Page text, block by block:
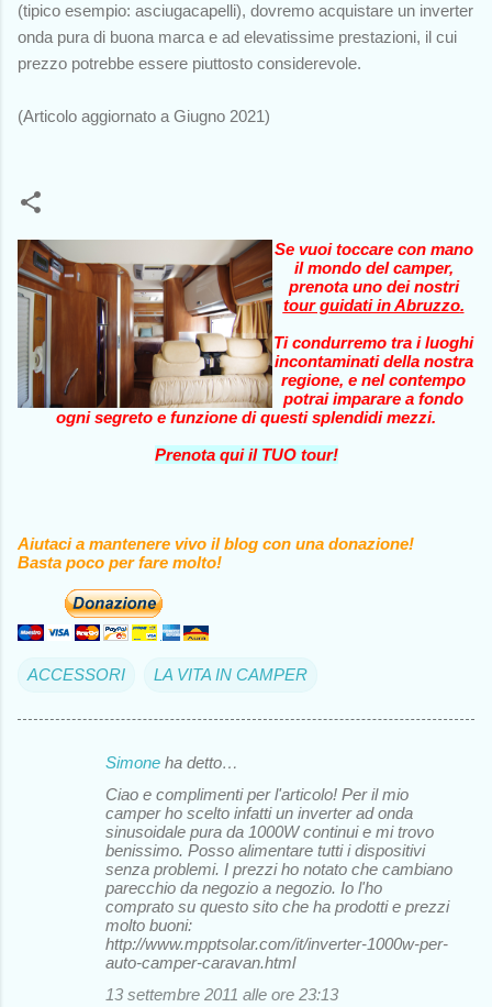
(tipico esempio: asciugacapelli), dovremo acquistare un inverter
onda pura di buona marca e ad elevatissime prestazioni, il cui
prezzo potrebbe essere piuttosto considerevole.
(Articolo aggiornato a Giugno 2021)
Se vuoi toccare con mano
il mondo del camper,
prenota uno dei nostri
tour guidati in Abruzzo.
Ti condurremo tra i luoghi
incontaminati della nostra
regione, e nel contempo
potrai imparare a fondo
ogni segreto e funzione di questi splendidi mezzi.
Prenota qui il TUO tour!
Aiutaci a mantenere vivo il blog con una donazione!
Basta poco per fare molto!
ACCESSORI LA VITA IN CAMPER
Simone ha detto…
Ciao e complimenti per l'articolo! Per il mio
camper ho scelto infatti un inverter ad onda
sinusoidale pura da 1000W continui e mi trovo
benissimo. Posso alimentare tutti i dispositivi
senza problemi. I prezzi ho notato che cambiano
parecchio da negozio a negozio. Io l'ho
comprato su questo sito che ha prodotti e prezzi
molto buoni:
http://www.mpptsolar.com/it/inverter-1000w-per-
auto-camper-caravan.html
13 settembre 2011 alle ore 23:13